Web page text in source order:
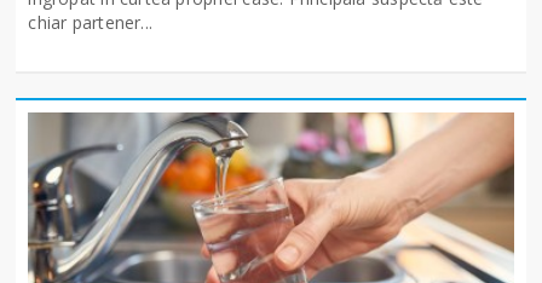
chiar partener...